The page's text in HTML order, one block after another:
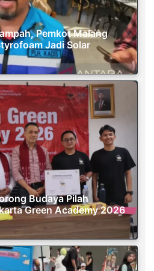
Pemkot Malang
Jadi Solar
Budaya Pilah
Green Academy 2026